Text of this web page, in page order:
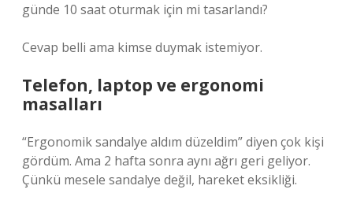
günde 10 saat oturmak için mi tasarlandı?
Cevap belli ama kimse duymak istemiyor.
Telefon, laptop ve ergonomi
masalları
“Ergonomik sandalye aldım düzeldim” diyen çok kişi
gördüm. Ama 2 hafta sonra aynı ağrı geri geliyor.
Çünkü mesele sandalye değil, hareket eksikliği.